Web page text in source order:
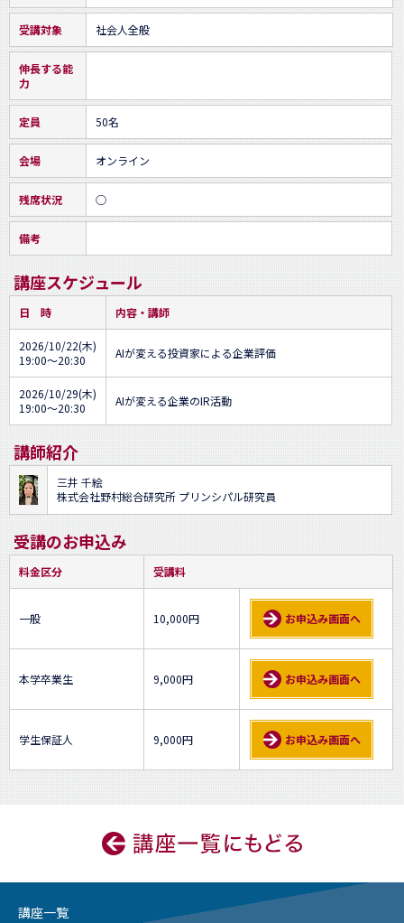
受講対象 社会人全般
伸長する能
力
定員 50名
会場 オンライン
残席状況 ○
備考
講座スケジュール
日 時 内容・講師
2026/10/22(木)
19:00～20:30
AIが変える投資家による企業評価
2026/10/29(木)
19:00～20:30
AIが変える企業のIR活動
講師紹介
三井 千絵
株式会社野村総合研究所 プリンシパル研究員
受講のお申込み
料金区分 受講料
一般 10,000円 お申込み画面へ
本学卒業生 9,000円 お申込み画面へ
学生保証人 9,000円 お申込み画面へ
講座一覧